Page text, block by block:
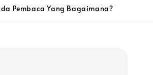
Pembaca Yang Bagaimana?